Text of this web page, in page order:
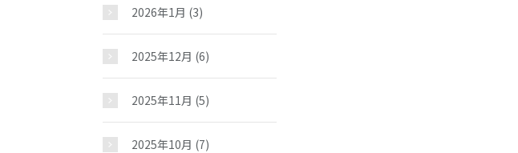
2026年1月 (3)
2025年12月 (6)
2025年11月 (5)
2025年10月 (7)